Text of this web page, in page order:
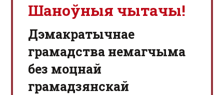
Шаноўныя чытачы!
Дэмакратычнае
грамадства немагчыма
без моцнай
грамадзянскай